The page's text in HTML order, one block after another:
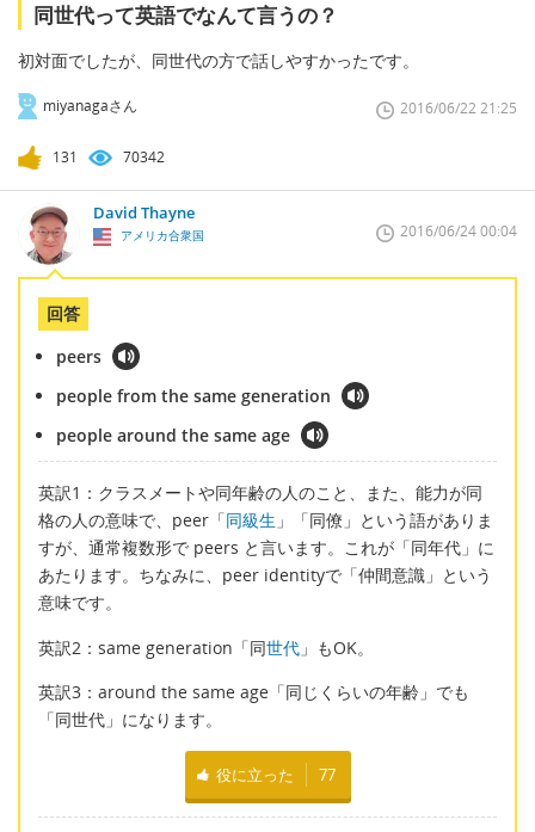
同世代って英語でなんて言うの？
初対面でしたが、同世代の方で話しやすかったです。
miyanagaさん 2016/06/22 21:25
131 70342
David Thayne
アメリカ合衆国 2016/06/24 00:04
回答
peers
people from the same generation
people around the same age
英訳1：クラスメートや同年齢の人のこと、また、能力が同
格の人の意味で、peer「同級生 」「同僚」という語がありま
すが、通常複数形で peers と言います。これが「同年代」に
あたります。ちなみに、peer identityで「仲間意識」という
意味です。
英訳2：same generation「同世代 」もOK。
英訳3：around the same age「同じくらいの年齢」でも
「同世代」になります。
役に立った 77